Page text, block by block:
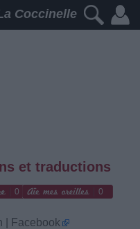
Coccinelle
et traductions
0 0
| Facebook